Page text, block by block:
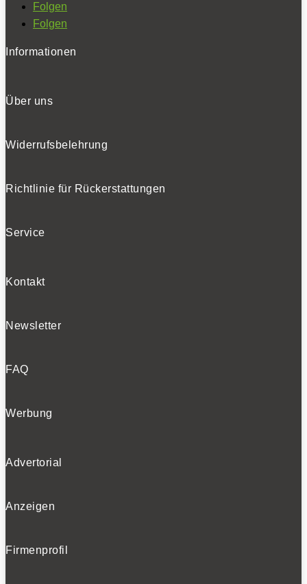
Folgen
Folgen
Informationen
Über uns
Widerrufsbelehrung
Richtlinie für Rückerstattungen
Service
Kontakt
Newsletter
FAQ
Werbung
Advertorial
Anzeigen
Firmenprofil